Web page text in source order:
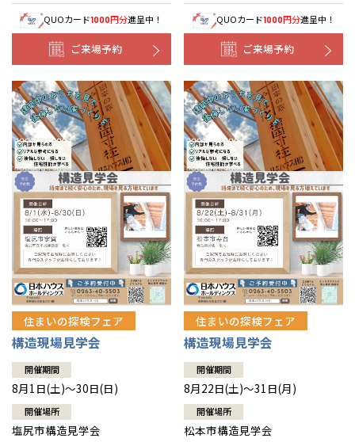
QUOカード1000円分進呈中！
ご来場予約
QUOカード1000円分進呈中！
ご来場予約
住まいの探検フェア
構造現場見学会
開催期間
8月1日(土)～30日(日)
開催場所
塩尻市構造見学会
住まいの探検フェア
構造現場見学会
開催期間
8月22日(土)～31日(月)
開催場所
松本市構造見学会